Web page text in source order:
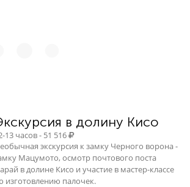
в долину Кисо
13 часов - 51 516
экскурсия к замку Черного ворона -
Мацумото, осмотр почтового поста
в долине Кисо и участие в мастер-классе
изготовлению палочек.